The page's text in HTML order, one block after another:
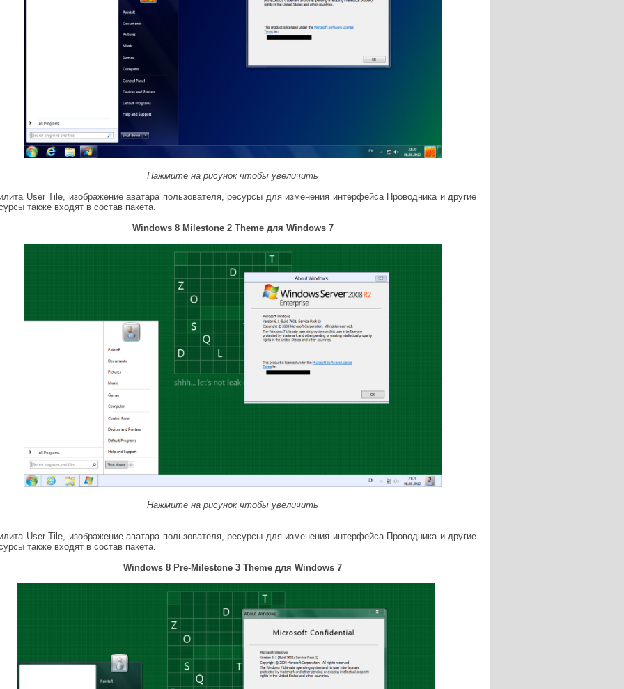
Нажмите на рисунок чтобы увеличить
User Tile, изображение аватара пользователя, ресурсы для изменения интерфейса Проводника и другие
также входят в состав пакета.
Windows 8 Milestone 2 Theme для Windows 7
Нажмите на рисунок чтобы увеличить
User Tile, изображение аватара пользователя, ресурсы для изменения интерфейса Проводника и другие
также входят в состав пакета.
Windows 8 Pre-Milestone 3 Theme для Windows 7